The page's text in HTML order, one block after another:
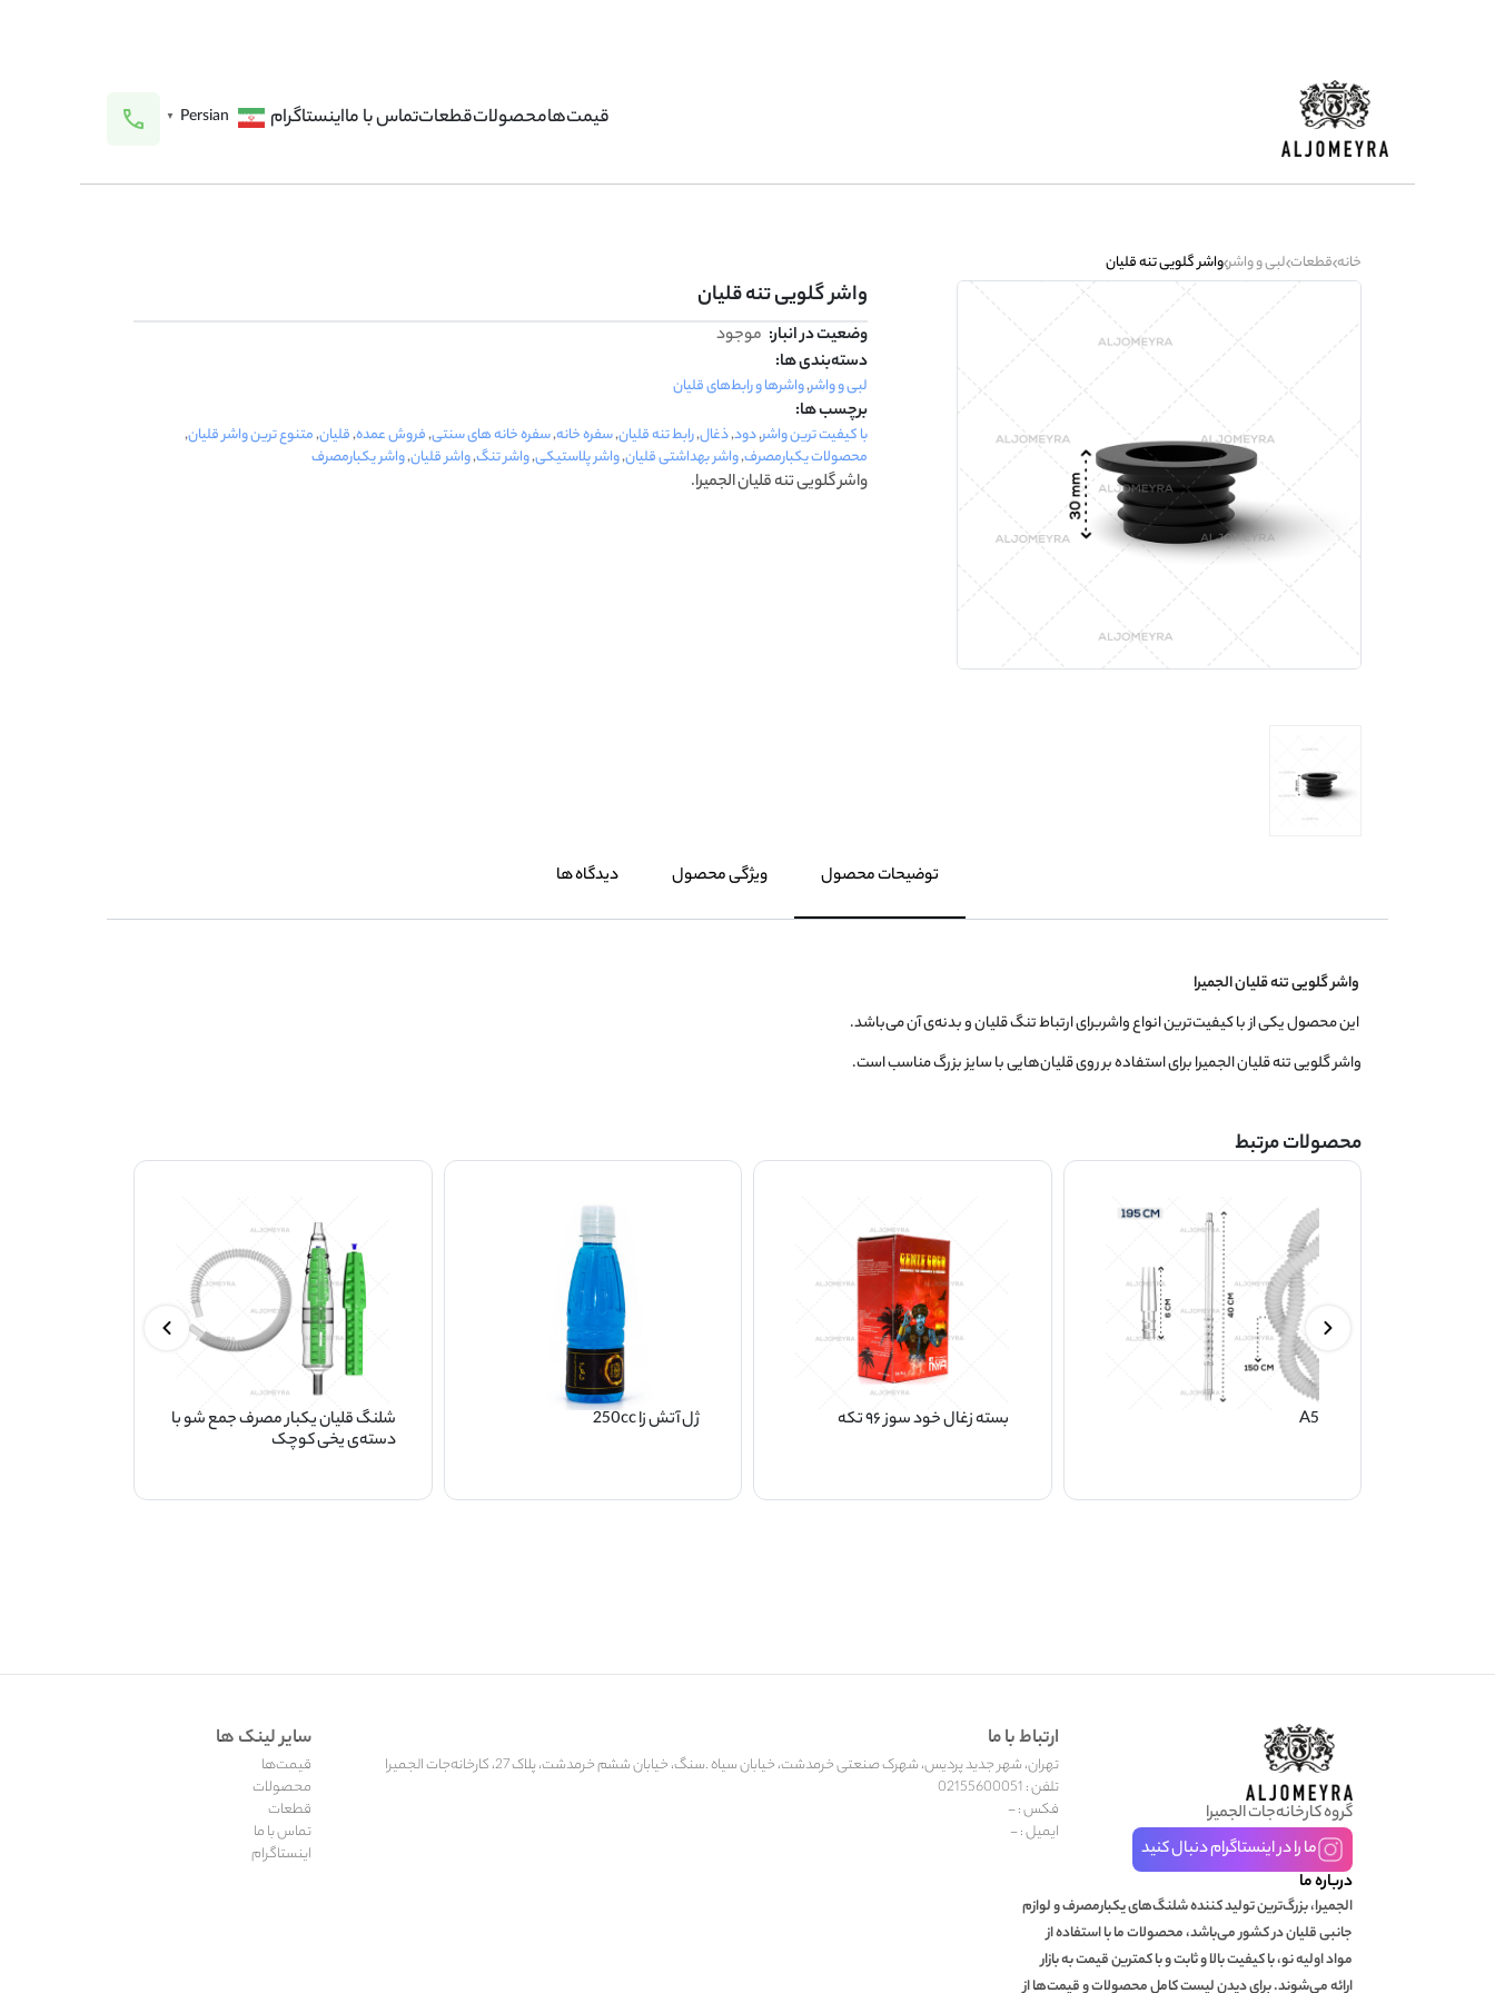
قیمت‌هامحصولاتقطعاتتماس با مااینستاگرام Persian
▼
خانه قطعات لبی و واشرواشر گلویی تنه قلیان
واشر گلویی تنه قلیان
وضعیت در انبار: موجود
دسته‌بندی ها:
لبی و واشر,واشرها و رابط‌های قلیان
برچسب ها:
با کیفیت ترین واشر,دود,ذغال,رابط تنه قلیان,سفره خانه,سفره خانه های سنتی,فروش عمده,قلیان,متنوع ترین واشر قلیان,
محصولات یکبارمصرف,واشر بهداشتی قلیان,واشر پلاستیکی,واشر تنگ,واشر قلیان,واشر یکبارمصرف
واشر گلویی تنه قلیان الجمیرا.
توضیحات محصول ویژگی محصول دیدگاه ها
واشر گلویی تنه قلیان الجمیرا
این محصول یکی از با کیفیت‌ترین انواع واشربرای ارتباط تنگ قلیان و بدنه‌ی آن می‌باشد.
واشر گلویی تنه قلیان الجمیرا برای استفاده بر روی قلیان‌هایی با سایز بزرگ مناسب است.
محصولات مرتبط
A5 بسته زغال خود سوز ۹۶ تکه ژل آتش زا 250cc شلنگ قلیان یکبار مصرف جمع شو با
دسته‌ی یخی کوچک
گروه کارخانه‌جات الجمیرا
ما را در اینستاگرام دنبال کنید
ارتباط با ما
تهران، شهر جدید پردیس، شهرک صنعتی خرمدشت، خیابان سیاه .سنگ، خیابان ششم خرمدشت، پلاک 27، کارخانه‌جات الجمیرا
تلفن : 02155600051
فکس : -
ایمیل : -
سایر لینک ها
قیمت‌ها
محصولات
قطعات
تماس با ما
اینستاگرام
درباره ما
الجمیرا، بزرگ‌ترین تولید کننده شلنگ‌های یکبارمصرف و لوازم
جانبی قلیان در کشور می‌باشد، محصولات ما با استفاده از
مواد اولیه نو، با کیفیت بالا و ثابت و با کمترین قیمت به بازار
ارائه می‌شوند. برای دیدن لیست کامل محصولات و قیمت‌‌ها از